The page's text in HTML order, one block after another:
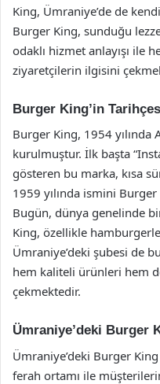
King, Ümraniye’de de
Burger King, sunduğu
odaklı hizmet anlayışı ile
ziyaretçilerin ilgisini
Burger King’in
Burger King, 1954 yılında
kurulmuştur. İlk başta
gösteren bu marka, kısa
1959 yılında ismini
Bugün, dünya genelinde
King, özellikle
Ümraniye’deki şubesi de
hem kaliteli ürünleri hem
çekmektedir.
Ümraniye’deki Burger
Ümraniye’deki Burger
ferah ortamı ile